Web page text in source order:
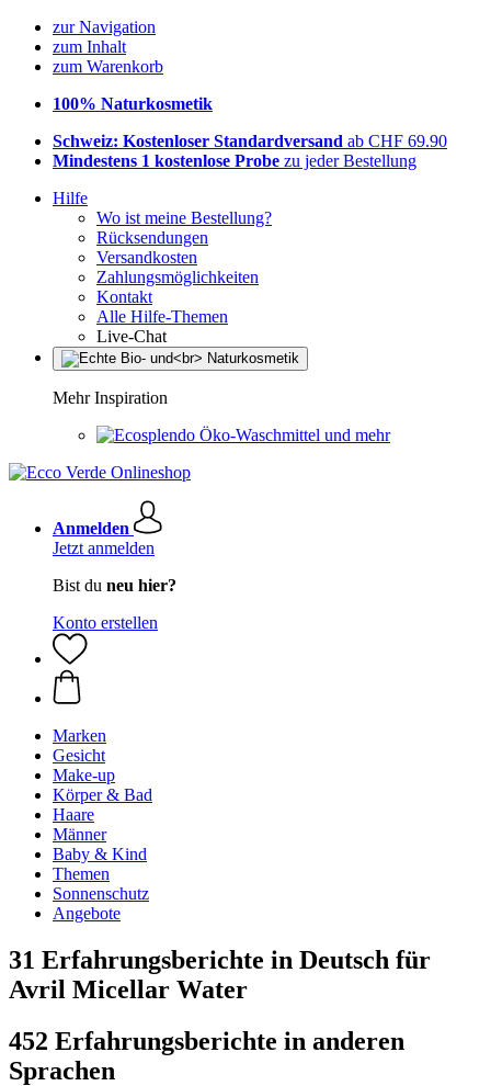
zur Navigation
zum Inhalt
zum Warenkorb
100% Naturkosmetik
Schweiz: Kostenloser Standardversand ab CHF 69.90
Mindestens 1 kostenlose Probe zu jeder Bestellung
Hilfe
Wo ist meine Bestellung?
Rücksendungen
Versandkosten
Zahlungsmöglichkeiten
Kontakt
Alle Hilfe-Themen
Live-Chat
Mehr Inspiration
Öko-Waschmittel und mehr
Anmelden
Jetzt anmelden
Bist du neu hier?
Konto erstellen
Marken
Gesicht
Make-up
Körper & Bad
Haare
Männer
Baby & Kind
Themen
Sonnenschutz
Angebote
31 Erfahrungsberichte in Deutsch für
Avril Micellar Water
452 Erfahrungsberichte in anderen
Sprachen